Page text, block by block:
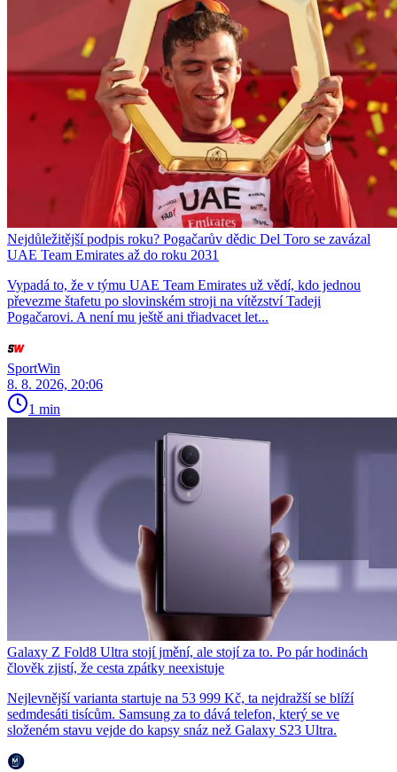
Nejdůležitější podpis roku? Pogačarův dědic Del Toro se zavázal
UAE Team Emirates až do roku 2031
Vypadá to, že v týmu UAE Team Emirates už vědí, kdo jednou
převezme štafetu po slovinském stroji na vítězství Tadeji
Pogačarovi. A není mu ještě ani třiadvacet let...
SportWin
8. 8. 2026, 20:06
1 min
Galaxy Z Fold8 Ultra stojí jmění, ale stojí za to. Po pár hodinách
člověk zjistí, že cesta zpátky neexistuje
Nejlevnější varianta startuje na 53 999 Kč, ta nejdražší se blíží
sedmdesáti tisícům. Samsung za to dává telefon, který se ve
složeném stavu vejde do kapsy snáz než Galaxy S23 Ultra.